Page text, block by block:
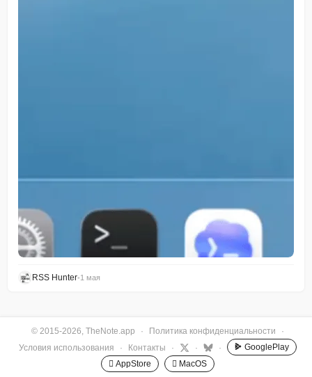
RSS Hunter•1 мая
© 2015-2026, TheNote.app · Политика конфиденциальности
·
Условия использования
· Контакты · · ·
GooglePlay
 AppStore
 MacOS